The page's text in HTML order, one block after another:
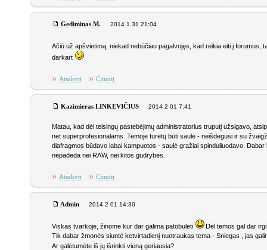
Gediminas M. 2014 1 31 21:04
Ačiū už apšvietimą, niekad nebūčiau pagalvojęs, kad reikia eiti į forumus,
darkart
» Atsakyti » Cituoti
Kazimieras LINKEVIČIUS 2014 2 01 7:41
Matau, kad dėl teisingų pastebėjimų administratorius truputį užsigavo,
net superprofesionalams. Temoje turėtų būti saulė - neišdegusi ir su
diafragmos būdavo labai kampuotos - saulė gražiai spinduliuodavo.
nepadeda nei RAW, nei kitos gudrybės.
» Atsakyti » Cituoti
Admin 2014 2 01 14:30
Viskas tvarkoje, žinome kur dar galima patobulėti
Dėl temos gal dar
Tik dabar žmonės siuntė ketvirtadienį nuotraukas tema - Sniegas , jas
Ar galėtumėte iš jų išrinkti vieną geriausia?